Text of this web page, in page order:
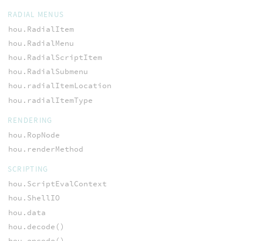
RADIAL MENUS
hou.RadialItem
hou.RadialMenu
hou.RadialScriptItem
hou.RadialSubmenu
hou.radialItemLocation
hou.radialItemType
RENDERING
hou.RopNode
hou.renderMethod
SCRIPTING
hou.ScriptEvalContext
hou.ShellIO
hou.data
hou.decode()